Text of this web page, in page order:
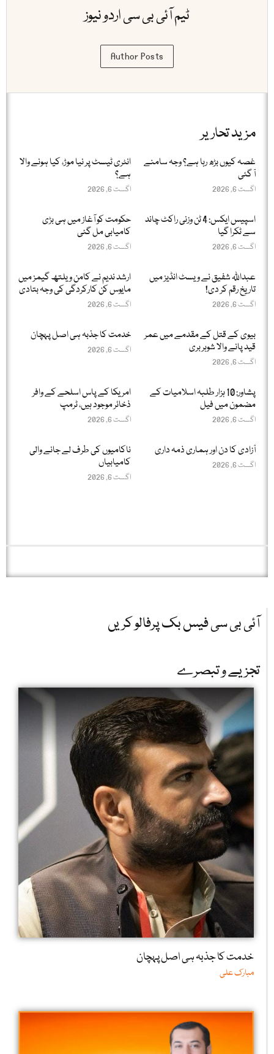
ٹیم آئی بی سی اردو نیوز
Author Posts
مزید تحاریر
غصہ کیوں بڑھ رہا ہے؟ وجہ سامنے
آ گئی
اگست 6, 2026
انٹری ٹیسٹ پر نیا موڑ، کیا ہونے والا
ہے؟
اگست 6, 2026
اسپیس ایکس: 4 ٹن وزنی راکٹ چاند
سے ٹکرا گیا
اگست 6, 2026
حکومت کو آغاز میں ہی بڑی
کامیابی مل گئی
اگست 6, 2026
عبداللّٰہ شفیق نے ویسٹ انڈیز میں
تاریخ رقم کر دی!
اگست 6, 2026
ارشد ندیم نے کامن ویلتھ گیمز میں
مایوس کن کارکردگی کی وجہ بتادی
اگست 6, 2026
بیوی کے قتل کے مقدمے میں عمر
قید پانے والا شوہر بری
اگست 6, 2026
خدمت کا جذبہ ہی اصل پہچان
اگست 6, 2026
پشاور: 10 ہزار طلبہ اسلامیات کے
مضمون میں فیل
اگست 6, 2026
امریکا کے پاس اسلحے کے وافر
ذخائر موجود ہیں، ٹرمپ
اگست 6, 2026
آزادی کا دن اور ہماری ذمہ داری
اگست 6, 2026
ناکامیوں کی طرف لے جانے والی
کامیابیاں
اگست 6, 2026
آئی بی سی فیس بک پرفالو کریں
تجزیے و تبصرے
خدمت کا جذبہ ہی اصل پہچان
مبارک علی